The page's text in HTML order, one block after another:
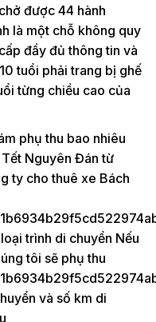
được 44 hành
là một chỗ không quy
đầy đủ thông tin và
tuổi phải trang bị ghế
từng chiều cao của
phụ thu bao nhiêu
Nguyên Đán từ
ty cho thuê xe Bách
trình di chuyển Nếu
tôi sẽ phụ thu
và số km di